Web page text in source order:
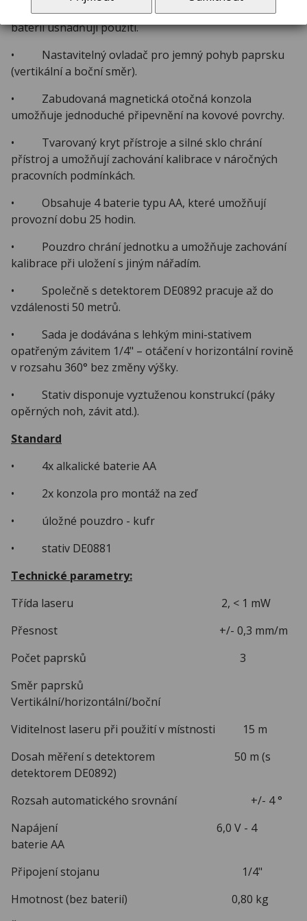
• Obsluha pomocí tří tlačítek a indikátor nabití
baterií usnadňují použití.
• Nastavitelný ovladač pro jemný pohyb paprsku
(vertikální a boční směr).
• Zabudovaná magnetická otočná konzola
umožňuje jednoduché připevnění na kovové povrchy.
• Tvarovaný kryt přístroje a silné sklo chrání
přístroj a umožňují zachování kalibrace v náročných
pracovních podmínkách.
• Obsahuje 4 baterie typu AA, které umožňují
provozní dobu 25 hodin.
• Pouzdro chrání jednotku a umožňuje zachování
kalibrace při uložení s jiným nářadím.
• Společně s detektorem DE0892 pracuje až do
vzdálenosti 50 metrů.
• Sada je dodávána s lehkým mini-stativem
opatřeným závitem 1/4" – otáčení v horizontální rovině
v rozsahu 360° bez změny výšky.
• Stativ disponuje vyztuženou konstrukcí (páky
opěrných noh, závit atd.).
Standard
• 4x alkalické baterie AA
• 2x konzola pro montáž na zeď
• úložné pouzdro - kufr
• stativ DE0881
Technické parametry:
Třída laseru 2, < 1 mW
Přesnost +/- 0,3 mm/m
Počet paprsků 3
Směr paprsků
Vertikální/horizontální/boční
Viditelnost laseru při použití v místnosti 15 m
Dosah měření s detektorem 50 m (s
detektorem DE0892)
Rozsah automatického srovnání +/- 4 °
Napájení 6,0 V - 4
baterie AA
Připojení stojanu 1/4"
Hmotnost (bez baterií) 0,80 kg